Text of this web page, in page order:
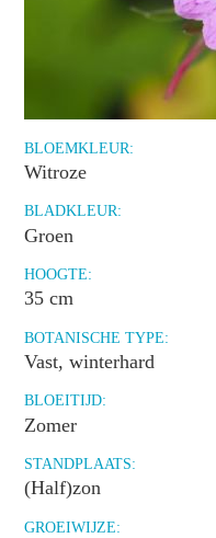
BLOEMKLEUR:
Witroze
BLADKLEUR:
Groen
HOOGTE:
35 cm
BOTANISCHE TYPE:
Vast, winterhard
BLOEITIJD:
Zomer
STANDPLAATS:
(Half)zon
GROEIWIJZE: